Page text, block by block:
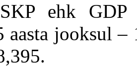
SKP ehk
aasta jooksul –